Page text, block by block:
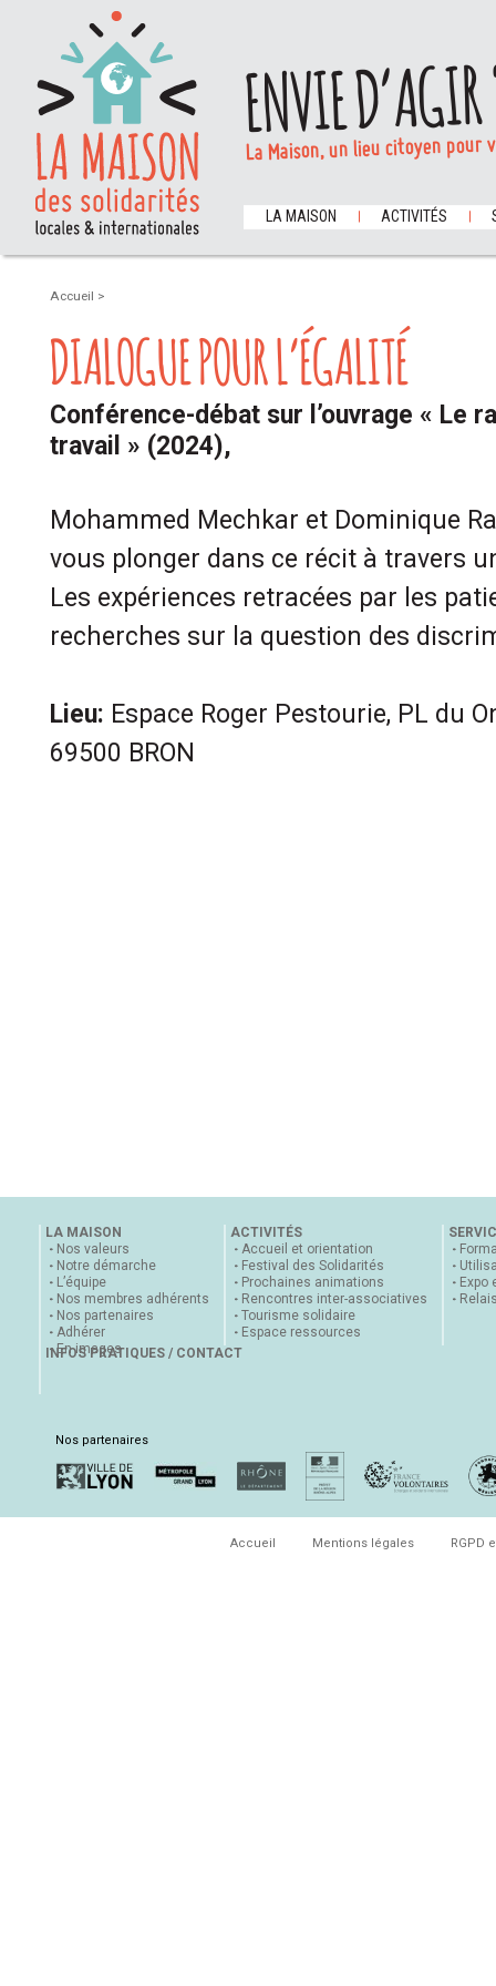
ENVIE
La Maison, un lieu citoyen
LA MAISON ACTIVITÉS
Accueil >
DIALOGUE POUR L’ÉGALITÉ
Conférence-débat sur l’ouvrage « Le
travail » (2024),
Mohammed Mechkar et Dominique
vous plonger dans ce récit à travers
Les expériences retracées par les
recherches sur la question des
Lieu: Espace Roger Pestourie, PL du
69500 BRON
LA MAISON
Nos valeurs
Notre démarche
L’équipe
Nos membres adhérents
Nos partenaires
Adhérer
En images
ACTIVITÉS
Accueil et orientation
Festival des Solidarités
Prochaines animations
Rencontres inter-associatives
Tourisme solidaire
Espace ressources
Expo
INFOS PRATIQUES / CONTACT
Nos partenaires
Accueil Mentions légales RGPD